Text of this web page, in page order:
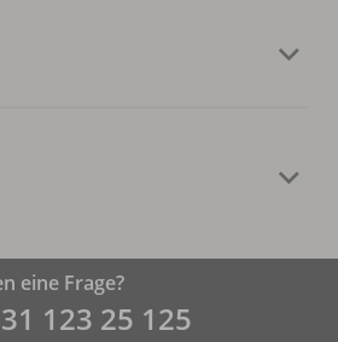
eine Frage?
­123 25 125